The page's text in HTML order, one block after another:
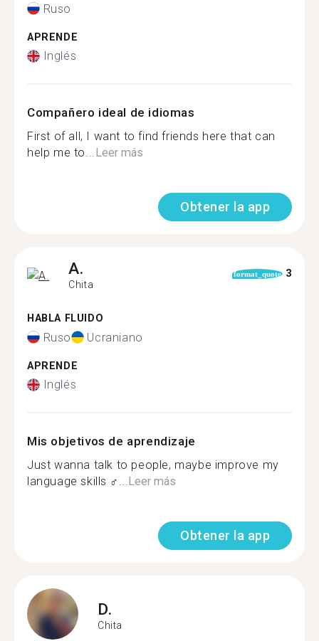
Ruso
APRENDE
Inglés
Compañero ideal de idiomas
First of all, I want to find friends here that can
help me to...Leer más
Obtener la app
A.
Chita
format_quote 3
HABLA FLUIDO
Ruso Ucraniano
APRENDE
Inglés
Mis objetivos de aprendizaje
Just wanna talk to people, maybe improve my
language skills ‍♂...Leer más
Obtener la app
D.
Chita